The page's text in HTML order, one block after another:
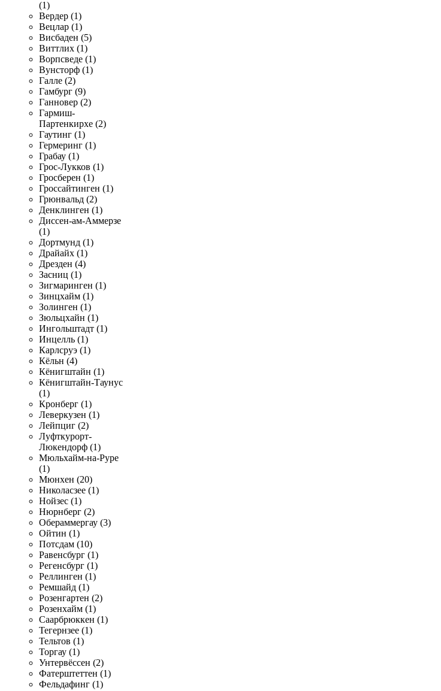
(1)
Вердер (1)
Вецлар (1)
Висбаден (5)
Виттлих (1)
Ворпсведе (1)
Вунсторф (1)
Галле (2)
Гамбург (9)
Ганновер (2)
Гармиш-
Партенкирхе (2)
Гаутинг (1)
Гермеринг (1)
Грабау (1)
Грос-Лукков (1)
Гросберен (1)
Гроссайтинген (1)
Грюнвальд (2)
Денклинген (1)
Диссен-ам-Аммерзе
(1)
Дортмунд (1)
Драйайх (1)
Дрезден (4)
Засниц (1)
Зигмаринген (1)
Зинцхайм (1)
Золинген (1)
Зюльцхайн (1)
Ингольштадт (1)
Инцелль (1)
Карлсруэ (1)
Кёльн (4)
Кёнигштайн (1)
Кёнигштайн-Таунус
(1)
Кронберг (1)
Леверкузен (1)
Лейпциг (2)
Луфткурорт-
Люкендорф (1)
Мюльхайм-на-Руре
(1)
Мюнхен (20)
Николасзее (1)
Нойзес (1)
Нюрнберг (2)
Обераммергау (3)
Ойтин (1)
Потсдам (10)
Равенсбург (1)
Регенсбург (1)
Реллинген (1)
Ремшайд (1)
Розенгартен (2)
Розенхайм (1)
Саарбрюккен (1)
Тегернзее (1)
Тельтов (1)
Торгау (1)
Унтервёссен (2)
Фатерштеттен (1)
Фельдафинг (1)